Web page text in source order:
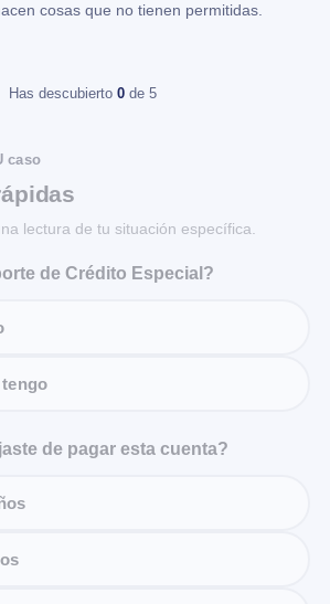
cosas que no tienen permitidas.
Has descubierto 0 de 5
caso
lectura de tu situación específica.
de Crédito Especial?
de pagar esta cuenta?